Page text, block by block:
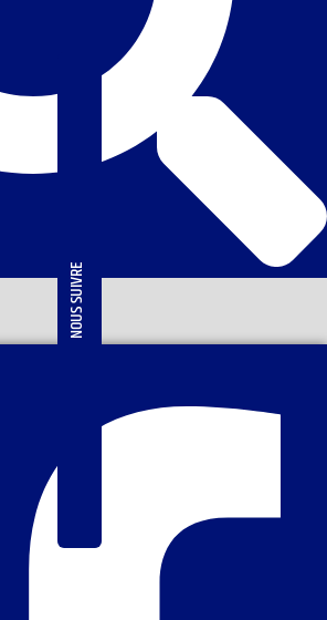
NOUS SUIVRE